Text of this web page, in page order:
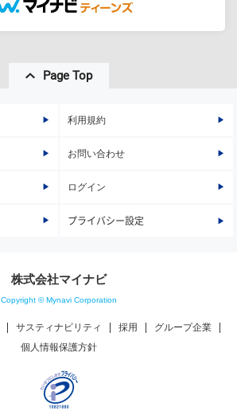
Page Top
利用規約
お問い合わせ
ログイン
プライバシー設定
株式会社マイナビ
Copyright © Mynavi Corporation
サスティナビリティ 採用
グループ企業
個人情報保護方針